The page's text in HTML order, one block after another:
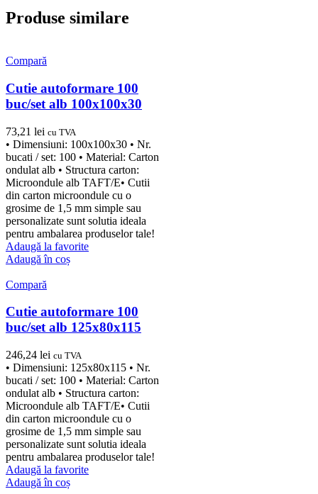
Produse similare
Compară
Cutie autoformare 100
buc/set alb 100x100x30
73,21 lei cu TVA
• Dimensiuni: 100x100x30 • Nr.
bucati / set: 100 • Material: Carton
ondulat alb • Structura carton:
Microondule alb TAFT/E• Cutii
din carton microondule cu o
grosime de 1,5 mm simple sau
personalizate sunt solutia ideala
pentru ambalarea produselor tale!
Adaugă la favorite
Adaugă în coș
Compară
Cutie autoformare 100
buc/set alb 125x80x115
246,24 lei cu TVA
• Dimensiuni: 125x80x115 • Nr.
bucati / set: 100 • Material: Carton
ondulat alb • Structura carton:
Microondule alb TAFT/E• Cutii
din carton microondule cu o
grosime de 1,5 mm simple sau
personalizate sunt solutia ideala
pentru ambalarea produselor tale!
Adaugă la favorite
Adaugă în coș